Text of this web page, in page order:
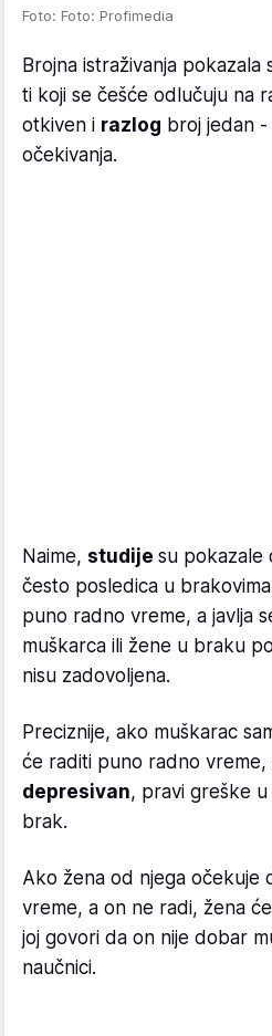
Foto: Foto: Profimedia
Brojna istraživanja pokazala
ti koji se češće odlučuju na
otkiven i razlog broj jedan -
očekivanja.
Naime, studije su pokazale
često posledica u
puno radno vreme, a javlja
muškarca ili žene u braku
nisu zadovoljena.
Preciznije, ako muškarac
će raditi puno radno vreme,
depresivan, pravi greške
brak.
Ako žena od njega očekuje
vreme, a on ne radi, žena
joj govori da on nije dobar
naučnici.